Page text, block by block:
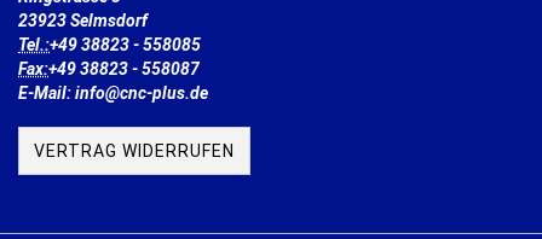
23923 Selmsdorf
Tel.:+49 38823 - 558085
Fax:+49 38823 - 558087
E-Mail: info@cnc-plus.de
VERTRAG WIDERRUFEN